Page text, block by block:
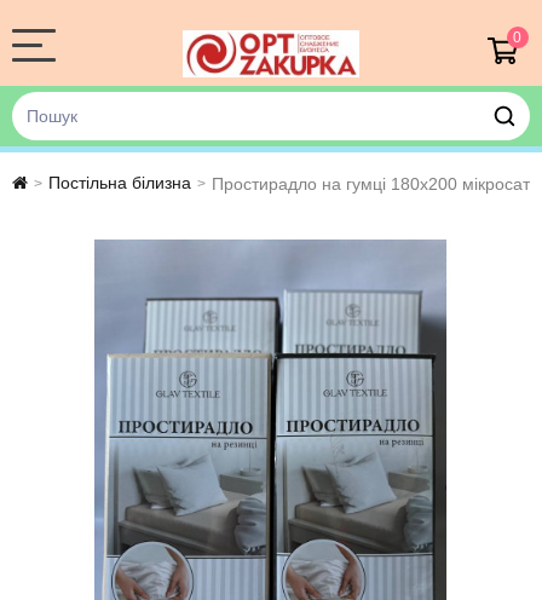
0
> Постільна білизна > Простирадло на гумці 180х200 мікросатін